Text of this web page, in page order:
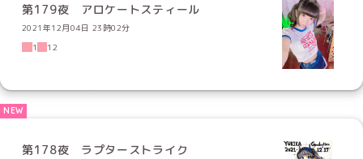
第179夜 アロケートスティール
2021年12月04日 23時02分
1
12
第178夜 ラプターストライク